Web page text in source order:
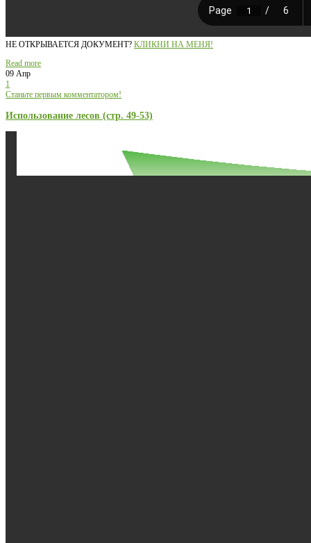
НЕ ОТКРЫВАЕТСЯ ДОКУМЕНТ? КЛИКНИ НА МЕНЯ!
Read more
09 Апр
1
Станьте первым комментатором!
Использование лесов (стр. 49-53)